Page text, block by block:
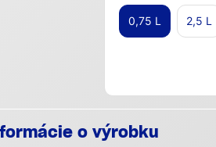
0,75 L 2,5 L
o výrobku